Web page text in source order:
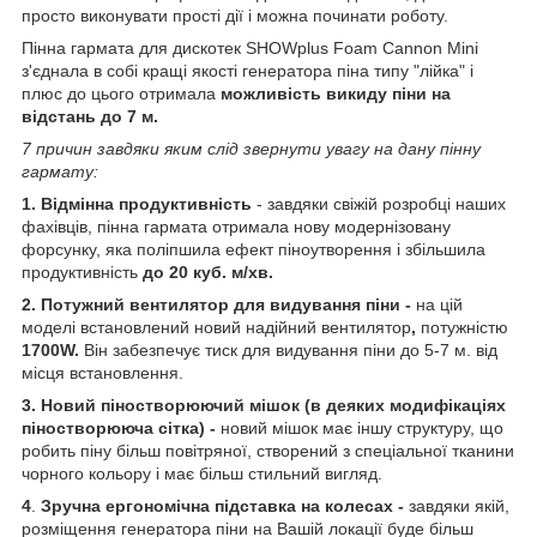
просто виконувати прості дії і можна починати роботу.
Пінна гармата для дискотек SHOWplus Foam Cannon Mini
з'єднала в собі кращі якості генератора піна типу "лійка" і
плюс до цього отримала можливість викиду піни на
відстань до 7 м.
7 причин завдяки яким слід звернути увагу на дану пінну
гармату:
1. Відмінна продуктивність - завдяки свіжій розробці наших
фахівців, пінна гармата отримала нову модернізовану
форсунку, яка поліпшила ефект піноутворення і збільшила
продуктивність до 20 куб. м/хв.
2. Потужний вентилятор для видування піни - на цій
моделі встановлений новий надійний вентилятор, потужністю
1700W. Він забезпечує тиск для видування піни до 5-7 м. від
місця встановлення.
3. Новий піностворюючий мішок (в деяких модифікаціях
піностворююча сітка) - новий мішок має іншу структуру, що
робить піну більш повітряної, створений з спеціальної тканини
чорного кольору і має більш стильний вигляд.
4 Зручна ергономічна підставка на колесах - завдяки якій,
розміщення генератора піни на Вашій локації буде більш